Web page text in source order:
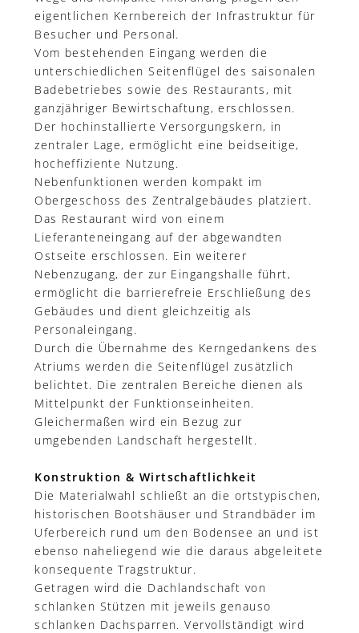
eigentlichen Kernbereich der Infrastruktur für
Besucher und Personal.
Vom bestehenden Eingang werden die
unterschiedlichen Seitenflügel des saisonalen
Badebetriebes sowie des Restaurants, mit
ganzjähriger Bewirtschaftung, erschlossen.
Der hochinstallierte Versorgungskern, in
zentraler Lage, ermöglicht eine beidseitige,
hocheffiziente Nutzung.
Nebenfunktionen werden kompakt im
Obergeschoss des Zentralgebäudes platziert.
Das Restaurant wird von einem
Lieferanteneingang auf der abgewandten
Ostseite erschlossen. Ein weiterer
Nebenzugang, der zur Eingangshalle führt,
ermöglicht die barrierefreie Erschließung des
Gebäudes und dient gleichzeitig als
Personaleingang.
Durch die Übernahme des Kerngedankens des
Atriums werden die Seitenflügel zusätzlich
belichtet. Die zentralen Bereiche dienen als
Mittelpunkt der Funktionseinheiten.
Gleichermaßen wird ein Bezug zur
umgebenden Landschaft hergestellt.
Konstruktion & Wirtschaftlichkeit
Die Materialwahl schließt an die ortstypischen,
historischen Bootshäuser und Strandbäder im
Uferbereich rund um den Bodensee an und ist
ebenso naheliegend wie die daraus abgeleitete
konsequente Tragstruktur.
Getragen wird die Dachlandschaft von
schlanken Stützen mit jeweils genauso
schlanken Dachsparren. Vervollständigt wird